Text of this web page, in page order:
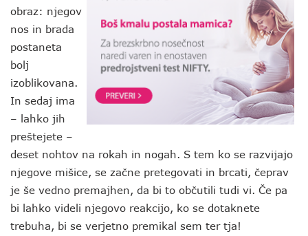
obraz: njegov
nos in brada
postaneta
bolj
izoblikovana.
In sedaj ima
– lahko jih
preštejete –
deset nohtov na rokah in nogah. S tem ko se razvijajo
njegove mišice, se začne pretegovati in brcati, čeprav
je še vedno premajhen, da bi to občutili tudi vi. Če pa
bi lahko videli njegovo reakcijo, ko se dotaknete
trebuha, bi se verjetno premikal sem ter tja!